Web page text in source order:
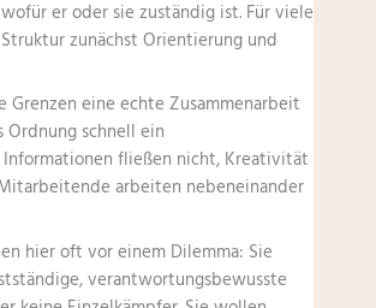
er oder sie zuständig ist. Für viele
zunächst Orientierung und
Grenzen eine echte Zusammenarbeit
Ordnung schnell ein
fließen nicht, Kreativität
arbeiten nebeneinander
hier oft vor einem Dilemma: Sie
verantwortungsbewusste